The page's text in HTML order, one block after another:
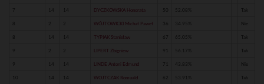
7 14 14 DYCZKOWSKA Honorata 52.08% Tak
2 2 WÓJTOWICKI Michał Paweł 36 34.95% Nie
14 14 TYPIAK Stanisław 67 65.05% Tak
2 2 LIPERT Zbigniew 91 56.17% Tak
14 14 LINDE Antoni Edmund 71 43.83% Nie
10 14 14 WOJTCZAK Romuald 62 53.91% Tak